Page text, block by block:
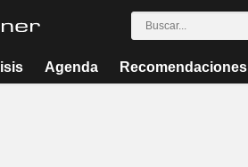
Agenda Recomendaciones